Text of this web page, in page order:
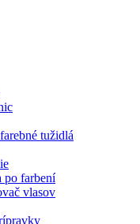
tužidlá
po farbení
vlasov